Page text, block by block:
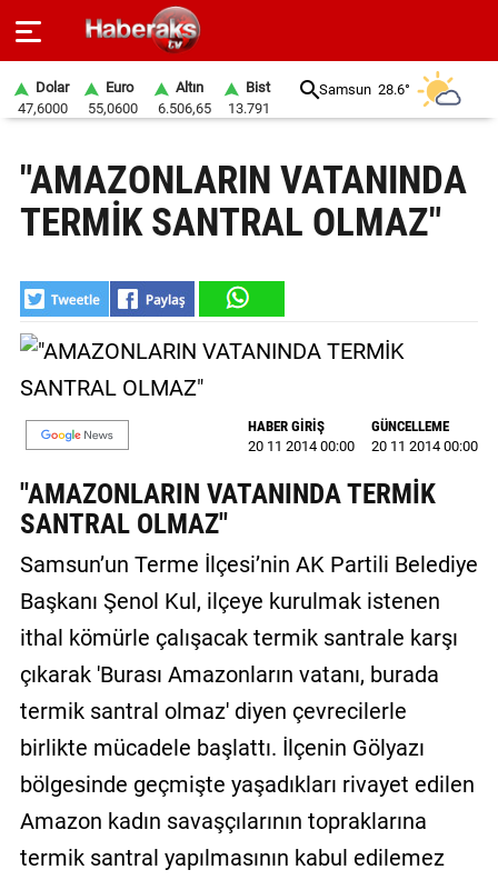
SPOR
YAŞAM
EKONOMİ
BELEDİYELER
SAĞLIK
SİYASET
EĞİTİM
GALERİ
VİDEO
YAZARLAR
BİZE
Künye
İletişim
Gizlilik
Sözleşmesi
Dolar
47,6000
Euro
55,0600
Altın
6.506,65
Bist
13.791
Samsun 28.6°
"AMAZONLARIN VATANINDA
TERMİK SANTRAL OLMAZ"
HABER GİRİŞ
20 11 2014 00:00
GÜNCELLEME
20 11 2014 00:00
"AMAZONLARIN VATANINDA TERMİK
SANTRAL OLMAZ"
Samsun’un Terme İlçesi’nin AK Partili Belediye
Başkanı Şenol Kul, ilçeye kurulmak istenen
ithal kömürle çalışacak termik santrale karşı
çıkarak 'Burası Amazonların vatanı, burada
termik santral olmaz' diyen çevrecilerle
birlikte mücadele başlattı. İlçenin Gölyazı
bölgesinde geçmişte yaşadıkları rivayet edilen
Amazon kadın savaşçılarının topraklarına
termik santral yapılmasının kabul edilemez